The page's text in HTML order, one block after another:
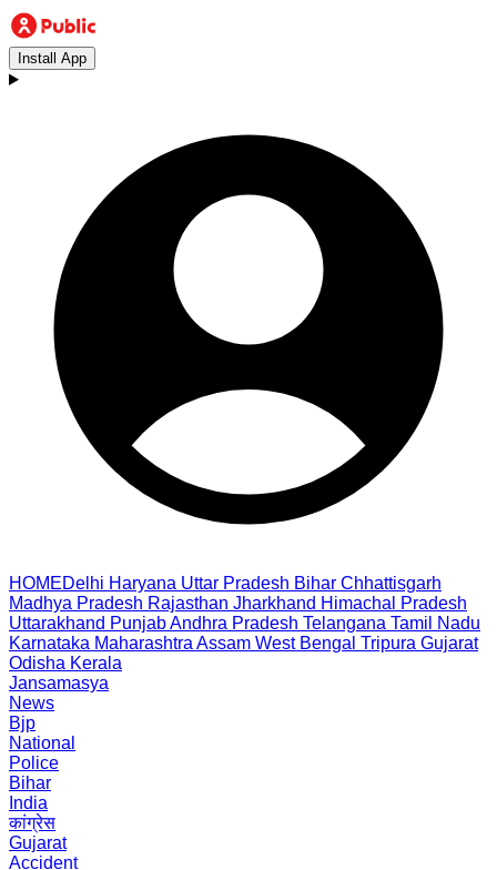
Install App
HOMEDelhi Haryana Uttar Pradesh Bihar Chhattisgarh
Madhya Pradesh Rajasthan Jharkhand Himachal Pradesh
Uttarakhand PunjabAndhra Pradesh Telangana Tamil Nadu
Karnataka Maharashtra Assam West Bengal Tripura Gujarat
Odisha Kerala
Jansamasya
News
Bjp
National
Police
Bihar
India
कांग्रेस
Gujarat
Accident